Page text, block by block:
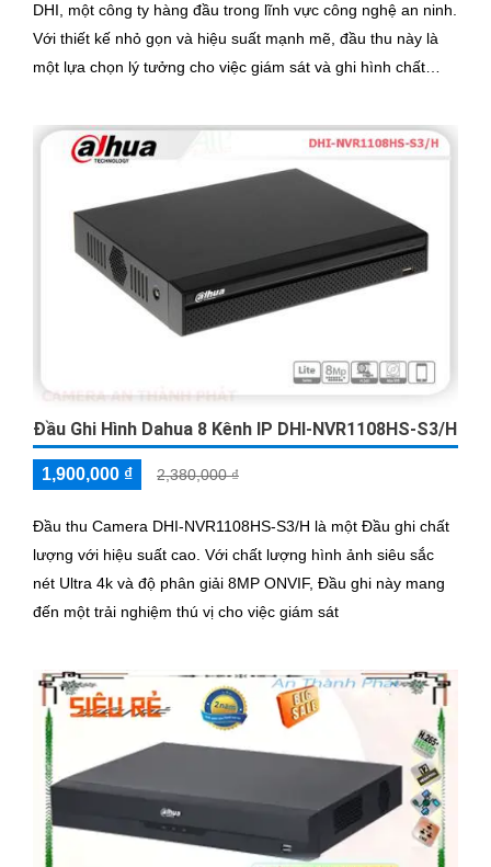
DHI, một công ty hàng đầu trong lĩnh vực công nghệ an ninh.
Với thiết kế nhỏ gọn và hiệu suất mạnh mẽ, đầu thu này là
một lựa chọn lý tưởng cho việc giám sát và ghi hình chất
Đầu Ghi Hình Dahua 8 Kênh IP DHI-NVR1108HS-S3/H
1,900,000 ₫ 2,380,000 ₫
Đầu thu Camera DHI-NVR1108HS-S3/H là một Đầu ghi chất
lượng với hiệu suất cao. Với chất lượng hình ảnh siêu sắc
nét Ultra 4k và độ phân giải 8MP ONVIF, Đầu ghi này mang
đến một trải nghiệm thú vị cho việc giám sát